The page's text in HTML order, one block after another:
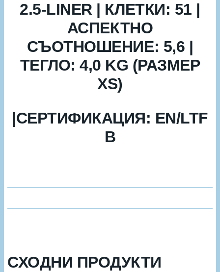
2.5-LINER | КЛЕТКИ: 51 |
АСПЕКТНО
СЪОТНОШЕНИЕ: 5,6 |
ТЕГЛО: 4,0 KG (РАЗМЕР
XS)
|СЕРТИФИКАЦИЯ: EN/LTF
B
СХОДНИ ПРОДУКТИ